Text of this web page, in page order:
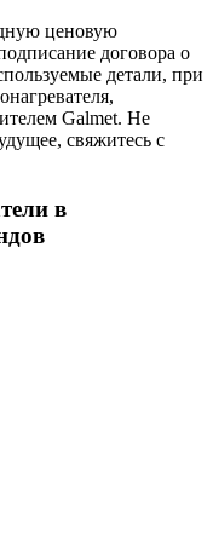
ценовую
договора о
детали, при
Galmet. Не
свяжитесь с
в